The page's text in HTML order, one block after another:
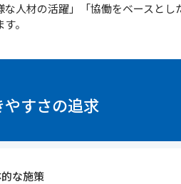
な人材の活躍」「協働をベースと
。
すさの追求
な施策